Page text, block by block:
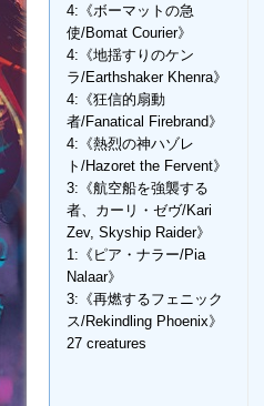
4:《ボーマットの急
使/Bomat Courier》
4:《地揺すりのケン
ラ/Earthshaker Khenra》
4:《狂信的扇動
者/Fanatical Firebrand》
4:《熱烈の神ハゾレ
ト/Hazoret the Fervent》
3:《航空船を強襲する
者、カーリ・ゼヴ/Kari
Zev, Skyship Raider》
1:《ピア・ナラー/Pia
Nalaar》
3:《再燃するフェニック
ス/Rekindling Phoenix》
27 creatures